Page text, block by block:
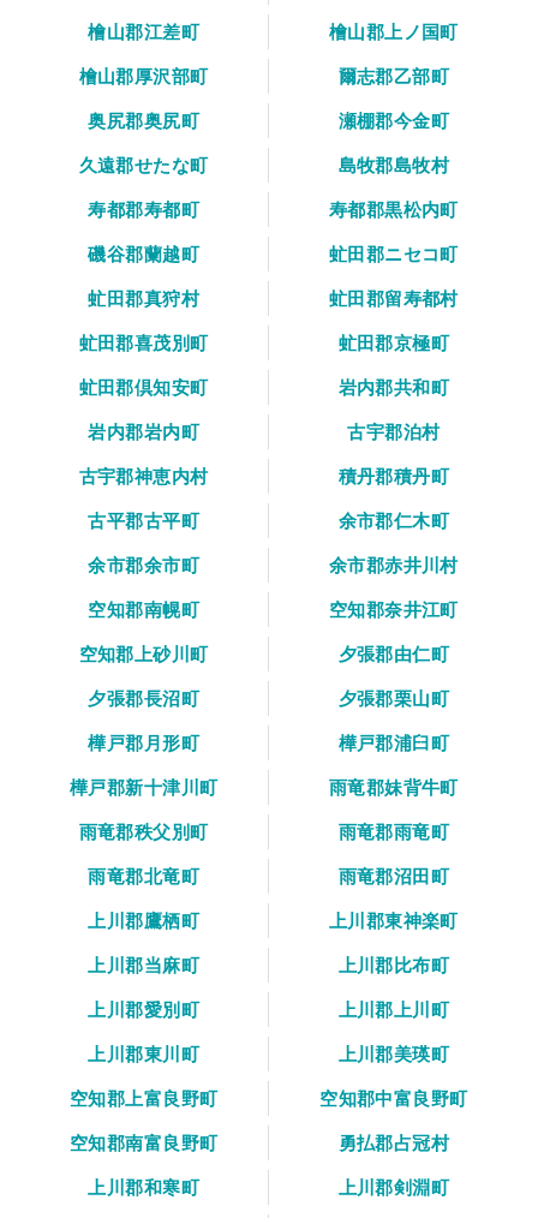
檜山郡江差町
檜山郡上ノ国町
檜山郡厚沢部町
爾志郡乙部町
奥尻郡奥尻町
瀬棚郡今金町
久遠郡せたな町
島牧郡島牧村
寿都郡寿都町
寿都郡黒松内町
磯谷郡蘭越町
虻田郡ニセコ町
虻田郡真狩村
虻田郡留寿都村
虻田郡喜茂別町
虻田郡京極町
虻田郡倶知安町
岩内郡共和町
岩内郡岩内町
古宇郡泊村
古宇郡神恵内村
積丹郡積丹町
古平郡古平町
余市郡仁木町
余市郡余市町
余市郡赤井川村
空知郡南幌町
空知郡奈井江町
空知郡上砂川町
夕張郡由仁町
夕張郡長沼町
夕張郡栗山町
樺戸郡月形町
樺戸郡浦臼町
樺戸郡新十津川町
雨竜郡妹背牛町
雨竜郡秩父別町
雨竜郡雨竜町
雨竜郡北竜町
雨竜郡沼田町
上川郡鷹栖町
上川郡東神楽町
上川郡当麻町
上川郡比布町
上川郡愛別町
上川郡上川町
上川郡東川町
上川郡美瑛町
空知郡上富良野町
空知郡中富良野町
空知郡南富良野町
勇払郡占冠村
上川郡和寒町
上川郡剣淵町